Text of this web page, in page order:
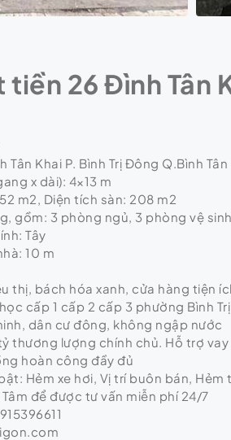
tiền 26 Đình Tân
Tân Khai P. Bình Trị Đông Q.Bình Tân
x dài): 4×13 m
m2, Diện tích sàn: 208 m2
gồm: 3 phòng ngủ, 3 phòng vệ sinh
Tây
10 m
thị, bách hóa xanh, cửa hàng tiện
cấp 1 cấp 2 cấp 3 phường Bình
dân cư đông, không ngập nước
thương lượng chính chủ. Hỗ trợ
hoàn công đầy đủ
Hẻm xe hơi, Vị trí buôn bán, Hẻm
Tâm để được tư vấn miễn phí 24/7